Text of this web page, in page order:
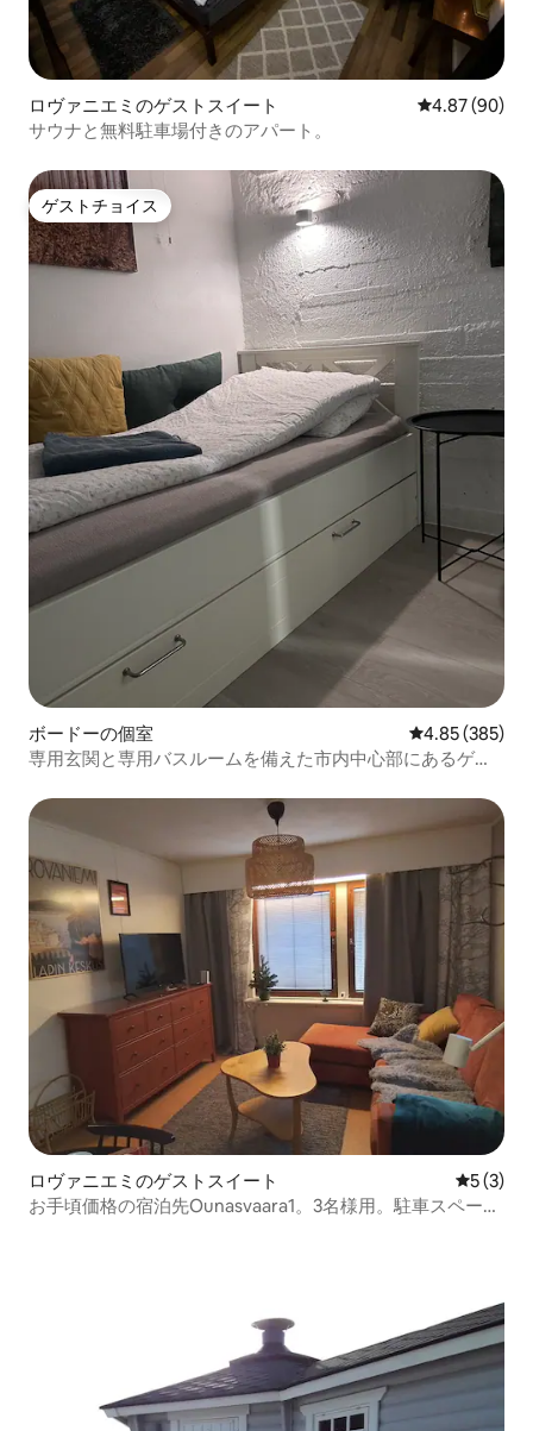
ロヴァニエミのゲストスイート レビュー90
4.87 (90)
サウナと無料駐車場付きのアパート。
ゲストチョイス
ゲストチョイス
ボードーの個室 レビュー385
4.85 (385)
専用玄関と専用バスルームを備えた市内中心部にあるゲス
ロヴァニエミのゲストスイート レビュー
5 (3)
お手頃価格の宿泊先Ounasvaara1。3名様用。駐車スペー